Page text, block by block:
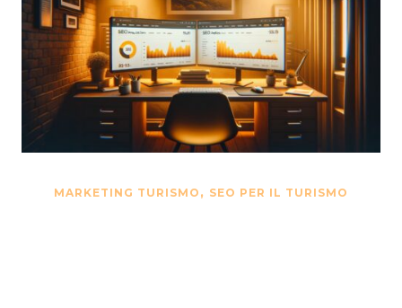
MARKETING TURISMO , SEO PER IL TURISMO